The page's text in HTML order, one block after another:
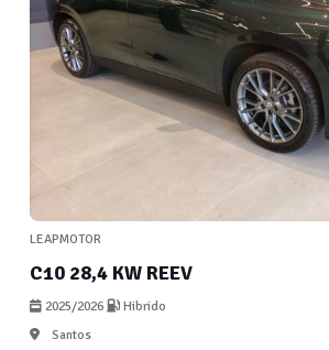
LEAPMOTOR
C10 28,4 KW REEV
2025/2026
Hibrido
Santos